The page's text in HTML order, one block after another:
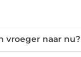
vroeger naar nu?